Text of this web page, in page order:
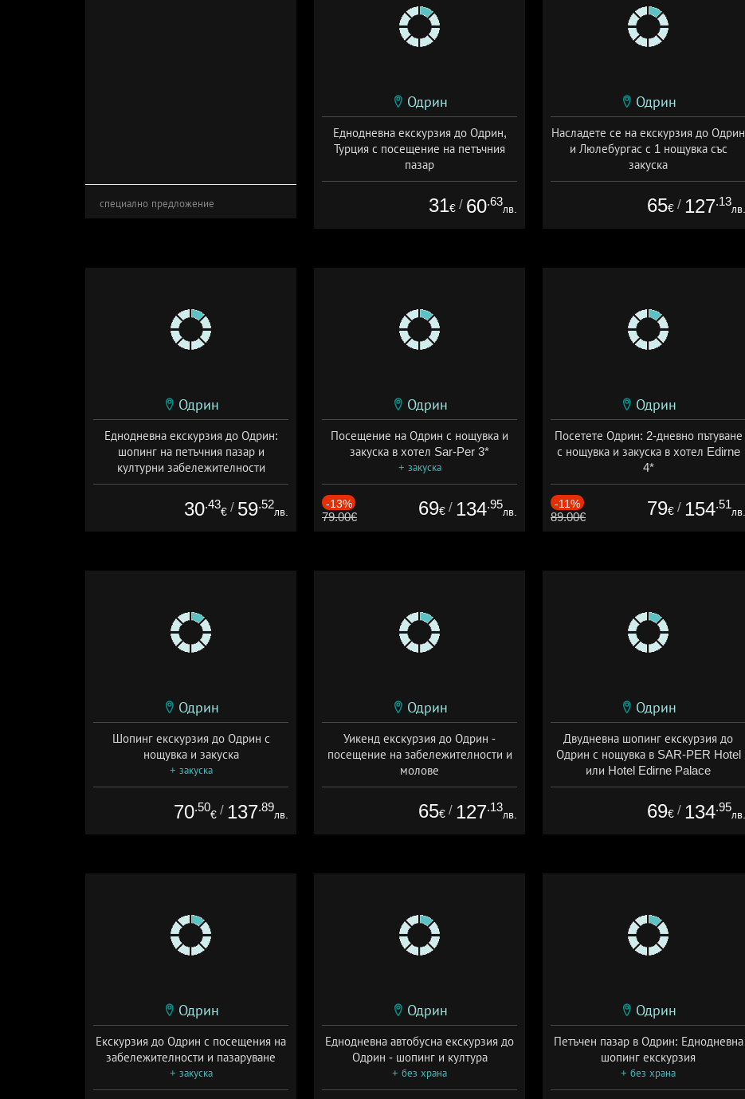
специално предложение
Одрин
Еднодневна екскурзия до Одрин,
Турция с посещение на петъчния
пазар
Дата: 09.07 - 18.12 + без храна
31€ / 60.63
лв.
Одрин
Насладете се на екскурзия до Одрин
и Люлебургас с 1 нощувка със
закуска
+ закуска
65€ / 127.13
лв.
Одрин
Еднодневна екскурзия до Одрин:
шопинг на петъчния пазар и
културни забележителности
+ без храна
30.43
€ / 59.52
лв.
Одрин
Посещение на Одрин с нощувка и
закуска в хотел Sar-Per 3*
+ закуска
-13%
79.00€ 69€ / 134.95
лв.
Одрин
Посетете Одрин: 2-дневно пътуване
с нощувка и закуска в хотел Edirne
4*
+ закуска
-11%
89.00€ 79€ / 154.51
лв.
Одрин
Шопинг екскурзия до Одрин с
нощувка и закуска
+ закуска
70.50
€ / 137.89
лв.
Одрин
Уикенд екскурзия до Одрин -
посещение на забележителности и
молове
+ закуска
65€ / 127.13
лв.
Одрин
Двудневна шопинг екскурзия до
Одрин с нощувка в SAR-PER Hotel
или Hotel Edirne Palace
+ закуска
69€ / 134.95
лв.
Одрин
Екскурзия до Одрин с посещения на
забележителности и пазаруване
+ закуска
Одрин
Еднодневна автобусна екскурзия до
Одрин - шопинг и култура
+ без храна
Одрин
Петъчен пазар в Одрин: Еднодневна
шопинг екскурзия
+ без храна